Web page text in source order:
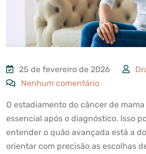
25 de fevereiro de 2026
Nenhum comentário
O estadiamento do câncer de
essencial após o diagnóstico. Isso
entender o quão avançada está a
orientar com precisão as escolhas